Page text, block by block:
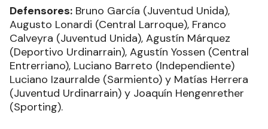
Defensores: Bruno García (Juventud Unida),
Augusto Lonardi (Central Larroque), Franco
Calveyra (Juventud Unida), Agustín Márquez
(Deportivo Urdinarrain), Agustín Yossen (Central
Entrerriano), Luciano Barreto (Independiente)
Luciano Izaurralde (Sarmiento) y Matías Herrera
(Juventud Urdinarrain) y Joaquín Hengenrether
(Sporting).